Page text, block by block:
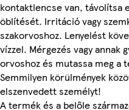
kontaktlencse van, távolítsa
öblítését. Irritáció vagy
szakorvoshoz. Lenyelést
vízzel. Mérgezés vagy annak
orvoshoz és mutassa meg a
Semmilyen körülmények
elszenvedett személyt!
A termék és a belőle